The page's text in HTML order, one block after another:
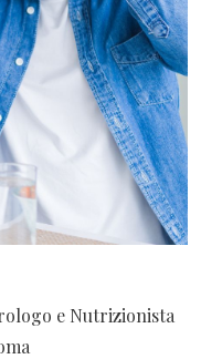
e Nutrizionista